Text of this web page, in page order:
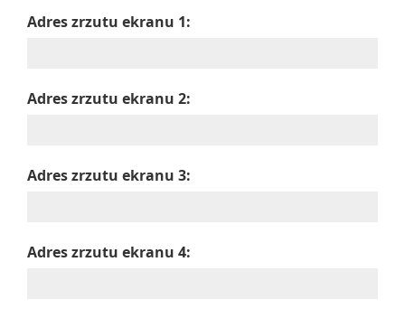
Adres zrzutu ekranu 1:
Adres zrzutu ekranu 2:
Adres zrzutu ekranu 3:
Adres zrzutu ekranu 4: